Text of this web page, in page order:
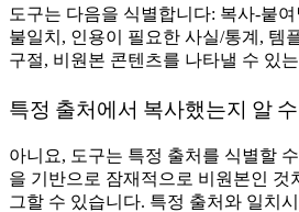
도구는 다음을 식별합니다: 복사-붙
불일치, 인용이 필요한 사실/통계, 템
구절, 비원본 콘텐츠를 나타낼 수 있
특정 출처에서 복사했는지 알
아니요, 도구는 특정 출처를 식별할
을 기반으로 잠재적으로 비원본인 것
그할 수 있습니다. 특정 출처와 일치